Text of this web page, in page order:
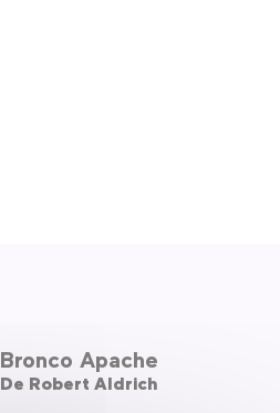
Bronco Apache
De Robert Aldrich